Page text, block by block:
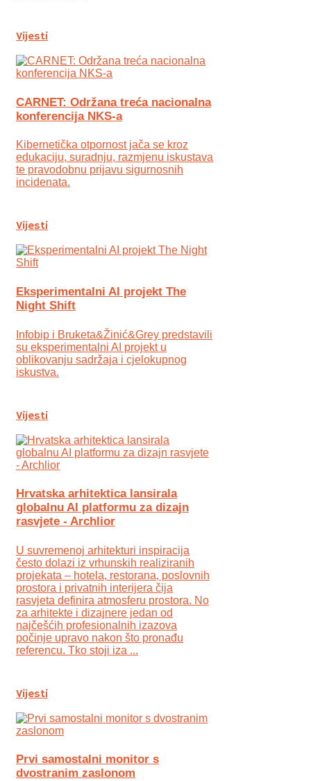
Vijesti
CARNET: Održana treća nacionalna
konferencija NKS-a
Kibernetička otpornost jača se kroz
edukaciju, suradnju, razmjenu iskustava
te pravodobnu prijavu sigurnosnih
incidenata.
Vijesti
Eksperimentalni AI projekt The
Night Shift
Infobip i Bruketa&Žinić&Grey predstavili
su eksperimentalni AI projekt u
oblikovanju sadržaja i cjelokupnog
iskustva.
Vijesti
Hrvatska arhitektica lansirala
globalnu AI platformu za dizajn
rasvjete - Archlior
U suvremenoj arhitekturi inspiracija
često dolazi iz vrhunskih realiziranih
projekata – hotela, restorana, poslovnih
prostora i privatnih interijera čija
rasvjeta definira atmosferu prostora. No
za arhitekte i dizajnere jedan od
najčešćih profesionalnih izazova
počinje upravo nakon što pronađu
referencu. Tko stoji iza ...
Vijesti
Prvi samostalni monitor s
dvostranim zaslonom